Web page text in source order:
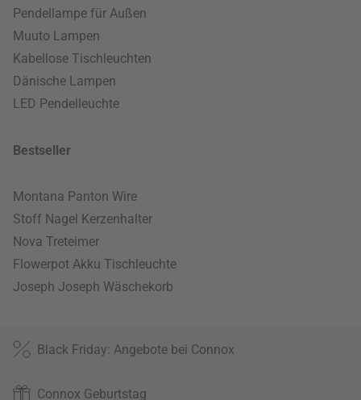
Pendellampe für Außen
Muuto Lampen
Kabellose Tischleuchten
Dänische Lampen
LED Pendelleuchte
Bestseller
Montana Panton Wire
Stoff Nagel Kerzenhalter
Nova Treteimer
Flowerpot Akku Tischleuchte
Joseph Joseph Wäschekorb
Black Friday: Angebote bei Connox
Connox Geburtstag